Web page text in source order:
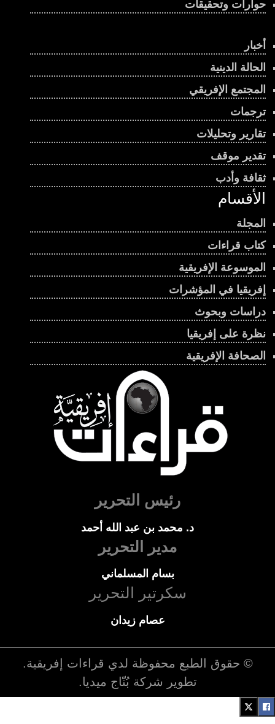
حوارات وتحقيقات
أخبار
الحالة الدينية
المجتمع الإفريقي
ترجمات
تقارير وتحليلات
تقدير موقف
ثقافة وأدب
الأقسام
المجلة
كتاب قراءات
الموسوعة الإفريقية
إفريقيا في المؤشرات
دراسات وبحوث
نظرة على إفريقيا
الصحافة الإفريقية
رئيس التحرير
د. محمد بن عبد الله أحمد
مدير التحرير
بسام المسلماني
سكرتير التحرير
عصام زيدان
© حقوق الطبع محفوظة لدي قراءات إفريقية.
تطوير شركةبُنّاج ميديا.